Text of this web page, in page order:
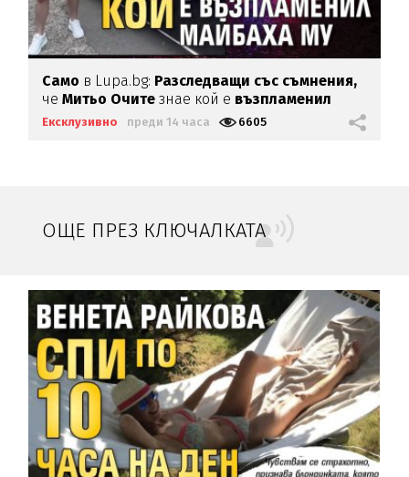
Само в Lupa.bg: Разследващи със съмнения,
чеМитьо Очите знае кой е възпламенил
Майбаха му
Ексклузивно преди 14 часа 6605
ОЩЕ ПРЕЗ КЛЮЧАЛКАТА